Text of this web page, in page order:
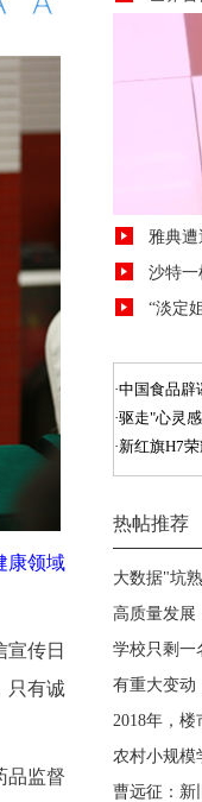
康领域
宣传日
只有诚
品监督